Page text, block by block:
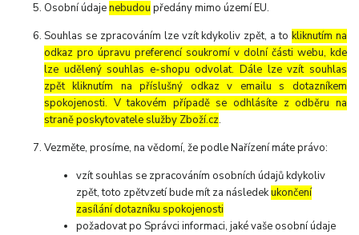
Osobní údajenebudou předány mimo území EU.
Souhlas se zpracováním lze vzít kdykoliv zpět, a tokliknutím na
odkaz pro úpravu preferencí soukromí v dolní části webu, kde
lze udělený souhlas e-shopu odvolat. Dále lze vzít souhlas
zpět kliknutím na příslušný odkaz v emailu s dotazníkem
spokojenosti. V takovém případě se odhlásíte z odběru na
straně poskytovatele služby Zboží.cz.
Vezměte, prosíme, na vědomí, že podle Nařízení máte právo:
vzít souhlas se zpracováním osobních údajů kdykoliv
zpět, toto zpětvzetí bude mít za následekukončení
zasílání dotazníku spokojenosti
požadovat po Správci informaci, jaké vaše osobní údaje